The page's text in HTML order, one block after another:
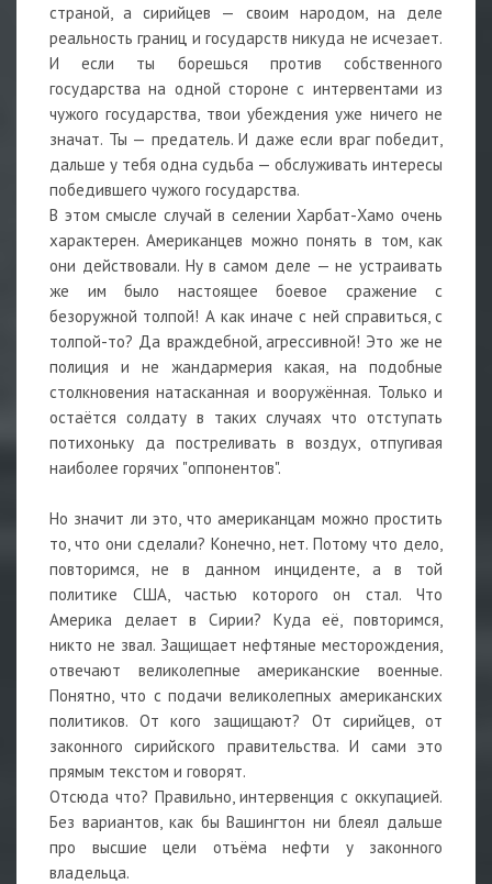
страной, а сирийцев — своим народом, на деле
реальность границ и государств никуда не исчезает.
И если ты борешься против собственного
государства на одной стороне с интервентами из
чужого государства, твои убеждения уже ничего не
значат. Ты — предатель. И даже если враг победит,
дальше у тебя одна судьба — обслуживать интересы
победившего чужого государства.
В этом смысле случай в селении Харбат-Хамо очень
характерен. Американцев можно понять в том, как
они действовали. Ну в самом деле — не устраивать
же им было настоящее боевое сражение с
безоружной толпой! А как иначе с ней справиться, с
толпой-то? Да враждебной, агрессивной! Это же не
полиция и не жандармерия какая, на подобные
столкновения натасканная и вооружённая. Только и
остаётся солдату в таких случаях что отступать
потихоньку да постреливать в воздух, отпугивая
наиболее горячих "оппонентов".
Но значит ли это, что американцам можно простить
то, что они сделали? Конечно, нет. Потому что дело,
повторимся, не в данном инциденте, а в той
политике США, частью которого он стал. Что
Америка делает в Сирии? Куда её, повторимся,
никто не звал. Защищает нефтяные месторождения,
отвечают великолепные американские военные.
Понятно, что с подачи великолепных американских
политиков. От кого защищают? От сирийцев, от
законного сирийского правительства. И сами это
прямым текстом и говорят.
Отсюда что? Правильно, интервенция с оккупацией.
Без вариантов, как бы Вашингтон ни блеял дальше
про высшие цели отъёма нефти у законного
владельца.